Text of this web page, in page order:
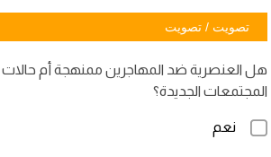
تصويت / تصويت
هل العنصرية ضد المهاجرين ممنهجة أم حالات
المجتمعات الجديدة؟
نعم